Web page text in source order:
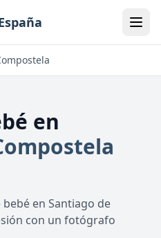
en
en Santiago de
con un fotógrafo